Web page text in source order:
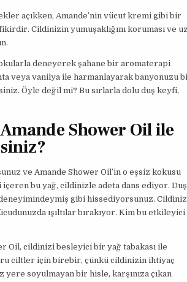
açıkken, Amande’nin vücut kremi gibi bir
Cildinizin yumuşaklığını koruması ve
deneyerek şahane bir aromaterapi
veya vanilya ile harmanlayarak banyonuzu
Öyle değil mi? Bu sırlarla dolu duş keyfi,
Shower Oil ile
ve Amande Shower Oil’in o eşsiz kokusu
içeren bu yağ, cildinizle adeta dans ediyor. Duş
deneyimindeymiş gibi hissediyorsunuz.
ışıltılar bırakıyor. Kim bu
Oil, cildinizi besleyici bir yağ tabakası ile
ciltler için birebir, çünkü cildinizin ihtiyaç
soyulmayan bir hisle, karşınıza çıkan